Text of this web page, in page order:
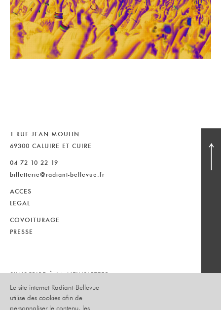
1 RUE JEAN MOULIN
69300 CALUIRE ET CUIRE
04 72 10 22 19
billetterie@radiant-bellevue.fr
ACCES
LEGAL
COVOITURAGE
PRESSE
S'INSCRIRE À LA NEWSLETTER :
Le site internet Radiant-Bellevue
utilise des cookies afin de
personnaliser le contenu, les